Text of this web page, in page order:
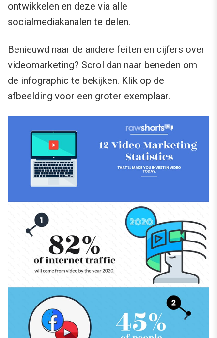
ontwikkelen en deze via alle
socialmediakanalen te delen.
Benieuwd naar de andere feiten en cijfers over
videomarketing? Scrol dan naar beneden om
de infographic te bekijken. Klik op de
afbeelding voor een groter exemplaar.